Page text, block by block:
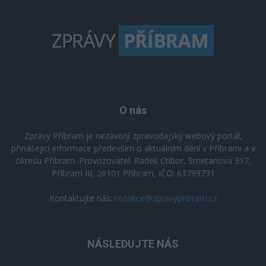
O nás
Zprávy Příbram je nezávislý zpravodajský webový portál,
přinášející informace především o aktuálním dění v Příbrami a v
okresu Příbram. Provozovatel: Radek Ctibor, Smetanova 317,
Příbram III, 26101 Příbram, IČO: 63799731
Kontaktujte nás: redakce@zpravypribram.cz
NÁSLEDUJTE NÁS